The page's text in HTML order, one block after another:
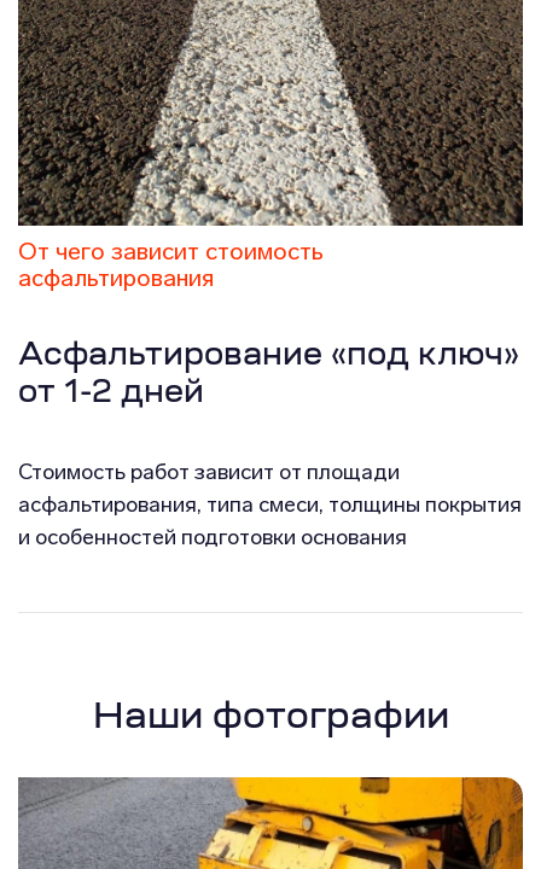
От чего зависит стоимость
асфальтирования
Асфальтирование «под ключ»
от 1-2 дней
Стоимость работ зависит от площади
асфальтирования, типа смеси, толщины покрытия
и особенностей подготовки основания
Наши фотографии